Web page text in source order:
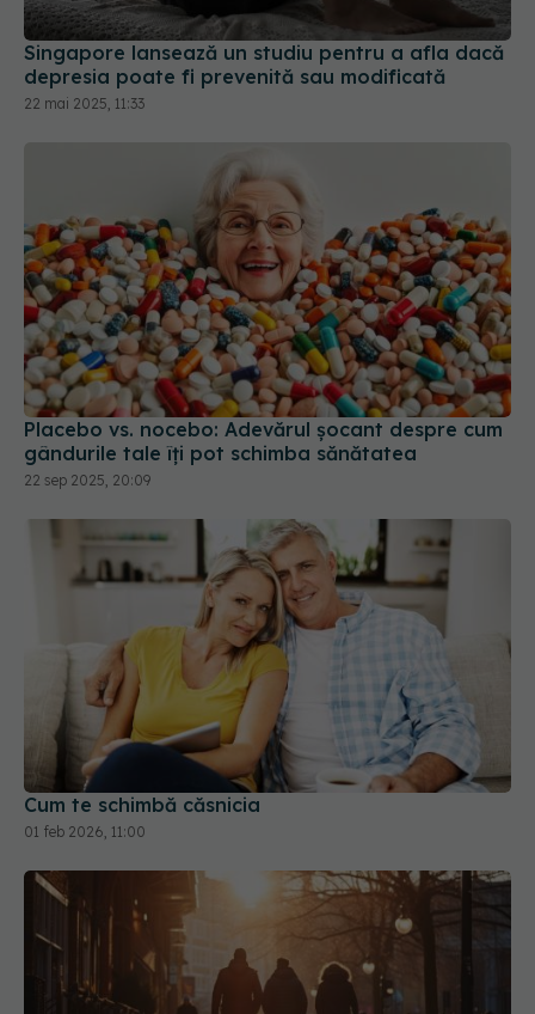
depresia poate fi prevenită sau modificată
22 mai 2025, 11:33
Placebo vs. nocebo: Adevărul șocant despre cum
gândurile tale îți pot schimba sănătatea
22 sep 2025, 20:09
Cum te schimbă căsnicia
01 feb 2026, 11:00